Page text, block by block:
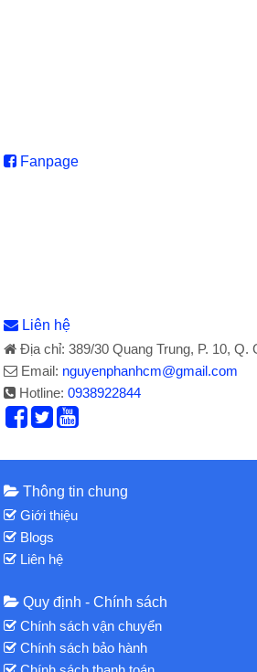
Fanpage
Liên hệ
Địa chỉ: 389/30 Quang Trung, P. 10, Q.
Email: nguyenphanhcm@gmail.com
Hotline:0938922844
Thông tin chung
Giới thiệu
Blogs
Liên hệ
Quy định - Chính sách
Chính sách vận chuyển
Chính sách bảo hành